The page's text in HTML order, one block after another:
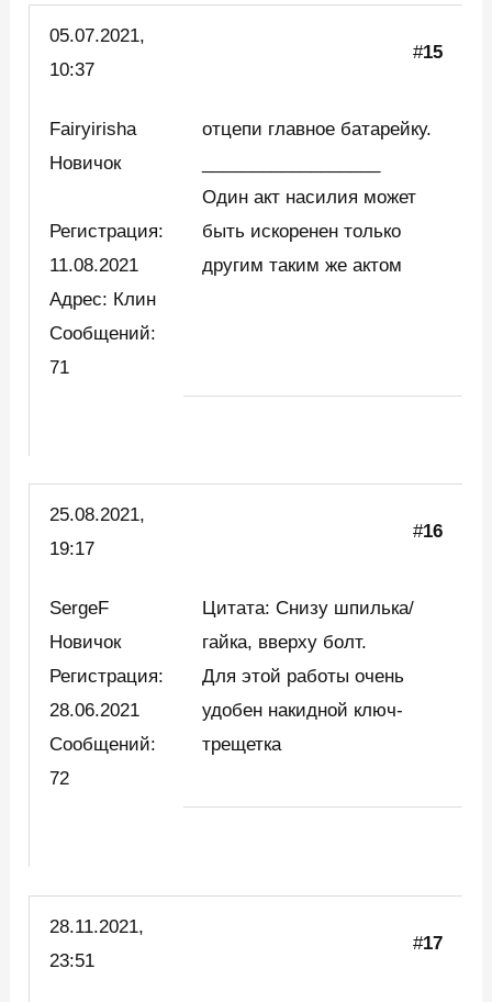
05.07.2021,
10:37
#15
Fairyirisha
Новичок
Регистрация:
11.08.2021
Адрес: Клин
Сообщений:
71
отцепи главное батарейку.
Один акт насилия может
быть искоренен только
другим таким же актом
25.08.2021,
19:17
#16
SergeF
Новичок
Регистрация:
28.06.2021
Сообщений:
72
Цитата: Снизу шпилька/
гайка, вверху болт.
Для этой работы очень
удобен накидной ключ-
трещетка
28.11.2021,
23:51
#17